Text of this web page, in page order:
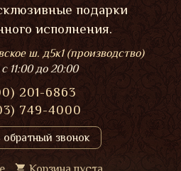
подарки
исполнения.
ш. д5к1 (производство)
с 11:00 до 20:00
201-6863
749-4000
обратный звонок